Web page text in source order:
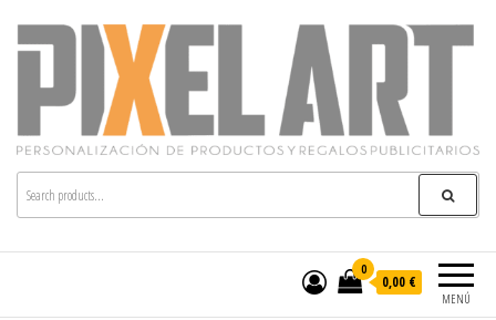
Pixelart
Especialistas en textil publicitario y regalos
personalizados en móstoles
MENÚ
0
0,00 €